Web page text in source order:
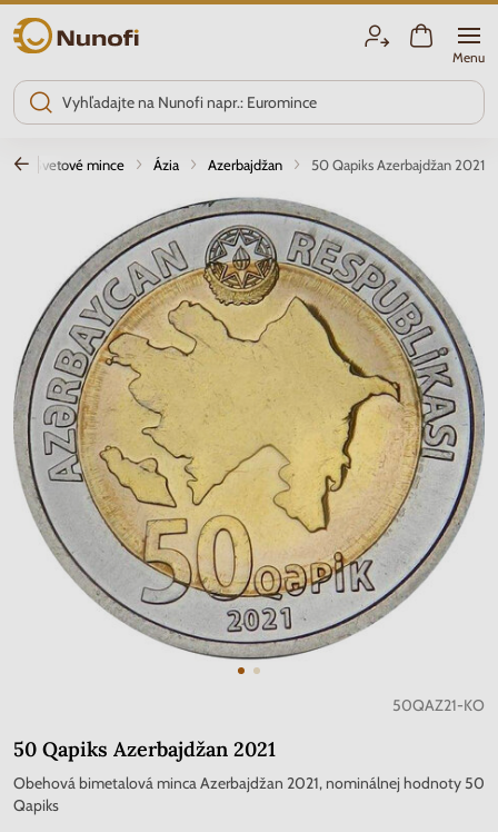
Nunofi.sk
Menu
Svetové mince Ázia Azerbajdžan 50 Qapiks Azerbajdžan 2021
50QAZ21-KO
50 Qapiks Azerbajdžan 2021
Obehová bimetalová minca Azerbajdžan 2021, nominálnej hodnoty 50
Qapiks